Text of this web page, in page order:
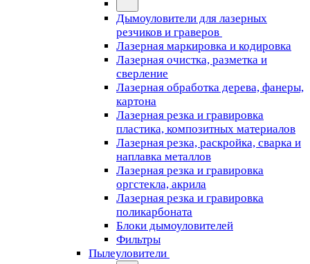
Дымоуловители для лазерных
резчиков и граверов
Лазерная маркировка и кодировка
Лазерная очистка, разметка и
сверление
Лазерная обработка дерева, фанеры,
картона
Лазерная резка и гравировка
пластика, композитных материалов
Лазерная резка, раскройка, сварка и
наплавка металлов
Лазерная резка и гравировка
оргстекла, акрила
Лазерная резка и гравировка
поликарбоната
Блоки дымоуловителей
Фильтры
Пылеуловители